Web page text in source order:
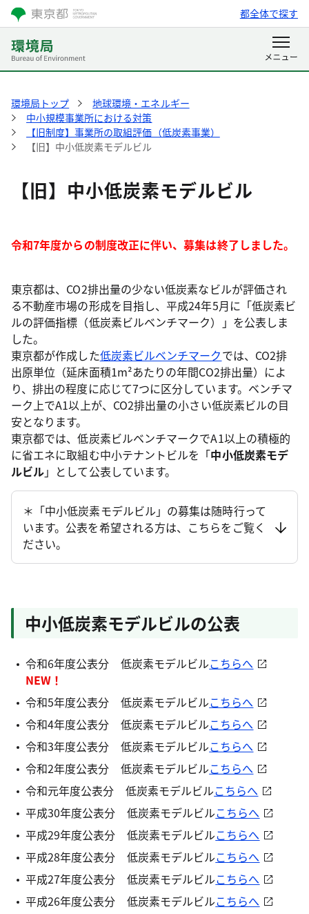
都全体で探す
環境局トップ
地球環境・エネルギー
中小規模事業所における対策
【旧制度】事業所の取組評価（低炭素事業）
【旧】中小低炭素モデルビル
【旧】中小低炭素モデルビル
令和7年度からの制度改正に伴い、募集は終了しました。
東京都は、CO2排出量の少ない低炭素なビルが評価され
る不動産市場の形成を目指し、平成24年5月に「低炭素ビ
ルの評価指標（低炭素ビルベンチマーク）」を公表しま
した。
東京都が作成した低炭素ビルベンチマークでは、CO2排
出原単位（延床面積1m²あたりの年間CO2排出量）によ
り、排出の程度に応じて7つに区分しています。ベンチマ
ーク上でA1以上が、CO2排出量の小さい低炭素ビルの目
安となります。
東京都では、低炭素ビルベンチマークでA1以上の積極的
に省エネに取組む中小テナントビルを「中小低炭素モデ
ルビル」として公表しています。
＊「中小低炭素モデルビル」の募集は随時行って
います。公表を希望される方は、こちらをご覧く
ださい。
中小低炭素モデルビルの公表
令和6年度公表分 低炭素モデルビルこちらへ
NEW！
令和5年度公表分 低炭素モデルビルこちらへ
令和4年度公表分 低炭素モデルビルこちらへ
令和3年度公表分 低炭素モデルビルこちらへ
令和2年度公表分 低炭素モデルビルこちらへ
令和元年度公表分 低炭素モデルビルこちらへ
平成30年度公表分 低炭素モデルビルこちらへ
平成29年度公表分 低炭素モデルビルこちらへ
平成28年度公表分 低炭素モデルビルこちらへ
平成27年度公表分 低炭素モデルビルこちらへ
平成26年度公表分 低炭素モデルビルこちらへ